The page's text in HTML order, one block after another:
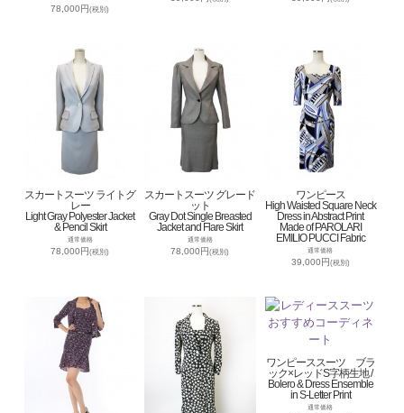
78,000円(税別)
スカートスーツ ライトグ
レー
Light Gray Polyester Jacket
& Pencil Skirt
通常価格
78,000円(税別)
スカートスーツ グレード
ット
Gray Dot Single Breasted
Jacket and Flare Skirt
通常価格
78,000円(税別)
ワンピース
High Waisted Square Neck
Dress in Abstract Print
Made of PAROLARI
EMILIO PUCCI Fabric
通常価格
39,000円 (税別)
ワンピーススーツ ブラ
ック×レッドS字柄生地 /
Bolero & Dress Ensemble
in S-Letter Print
通常価格